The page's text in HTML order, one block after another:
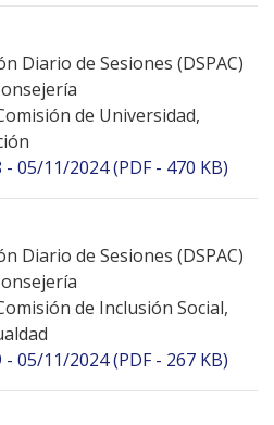
Diario de Sesiones (DSPAC)
de Universidad,
- 05/11/2024 (PDF - 470 KB)
Diario de Sesiones (DSPAC)
de Inclusión Social,
- 05/11/2024 (PDF - 267 KB)